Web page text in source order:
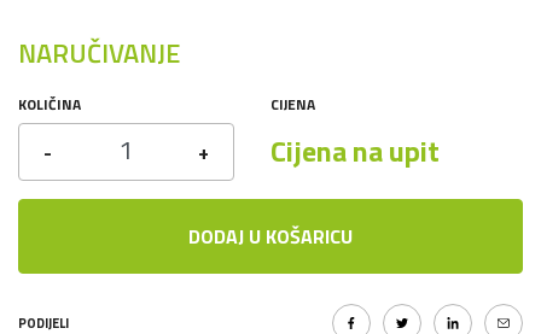
NARUČIVANJE
KOLIČINA
- +
CIJENA
Cijena na upit
DODAJ U KOŠARICU
PODIJELI